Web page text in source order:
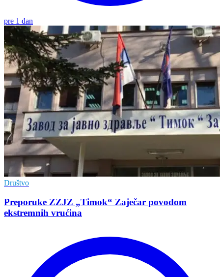
pre 1 dan
Društvo
Preporuke ZZJZ „Timok“ Zaječar povodom
ekstremnih vrućina